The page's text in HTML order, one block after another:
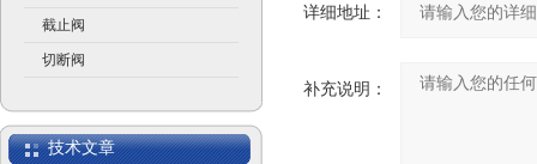
截止阀
切断阀
技术文章
详细地址：
补充说明：